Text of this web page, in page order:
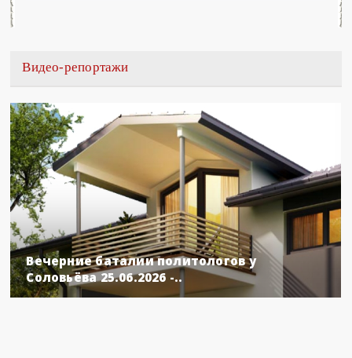
Видео-репортажи
Вечерние баталии политологов у
Соловьёва 25.06.2026 -..